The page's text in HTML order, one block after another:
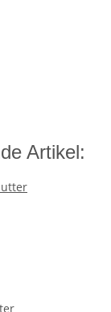
Artikel: